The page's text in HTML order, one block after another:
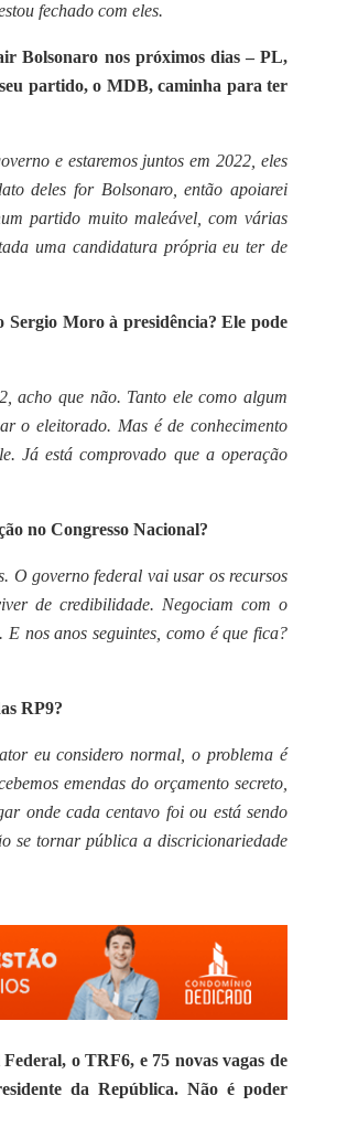
fechado com eles.
Bolsonaro nos próximos dias – PL,
partido, o MDB, caminha para ter
e estaremos juntos em 2022, eles
deles for Bolsonaro, então apoiarei
partido muito maleável, com várias
uma candidatura própria eu ter de
Sergio Moro à presidência? Ele pode
acho que não. Tanto ele como algum
o eleitorado. Mas é de conhecimento
Já está comprovado que a operação
no Congresso Nacional?
O governo federal vai usar os recursos
de credibilidade. Negociam com o
nos anos seguintes, como é que fica?
RP9?
eu considero normal, o problema é
emendas do orçamento secreto,
onde cada centavo foi ou está sendo
se tornar pública a discricionariedade
o TRF6, e 75 novas vagas de
da República. Não é poder